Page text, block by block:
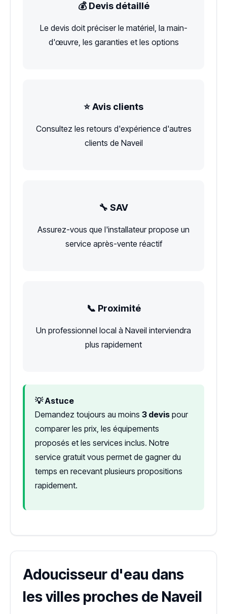
💰 Devis détaillé
Le devis doit préciser le matériel, la main-
d'œuvre, les garanties et les options
⭐ Avis clients
Consultez les retours d'expérience d'autres
clients de Naveil
🔧 SAV
Assurez-vous que l'installateur propose un
service après-vente réactif
📞 Proximité
Un professionnel local à Naveil interviendra
plus rapidement
💡 Astuce
Demandez toujours au moins 3 devis pour
comparer les prix, les équipements
proposés et les services inclus. Notre
service gratuit vous permet de gagner du
temps en recevant plusieurs propositions
rapidement.
Adoucisseur d'eau dans
les villes proches de Naveil